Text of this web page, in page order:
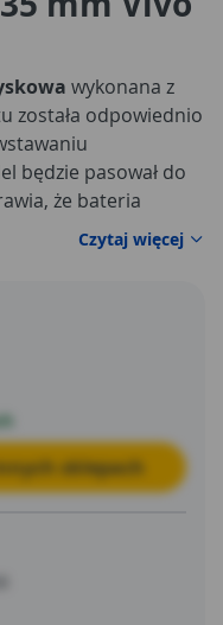
wykonana z
została odpowiednio
będzie pasował do
że bateria
Czytaj więcej
sklepach